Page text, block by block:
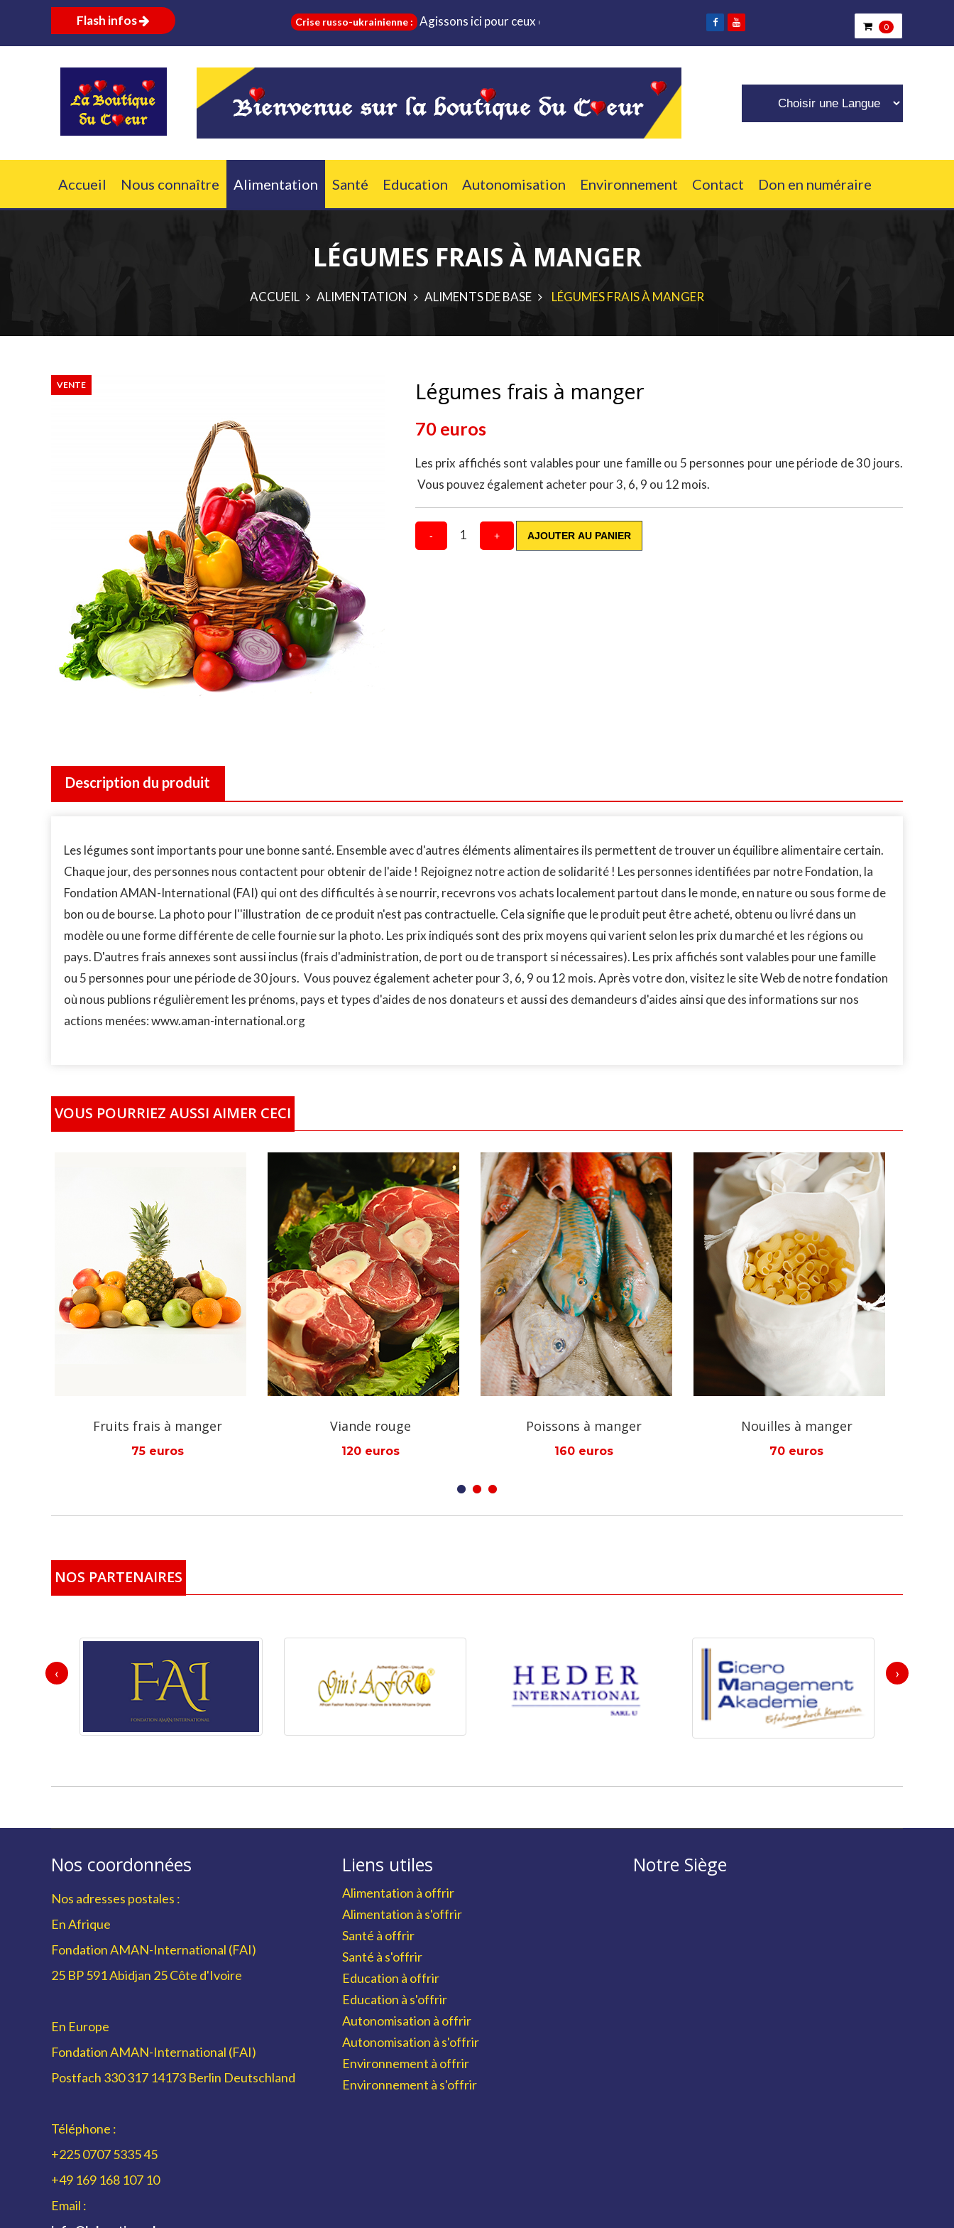
Flash infos Crise russo-ukrainienne : Agissons ici pour ceux qui sont dans le besoin et qui ont besoin de nous. 0
Accueil Nous connaître Alimentation Santé Education Autonomisation Environnement Contact Don en numéraire
LÉGUMES FRAIS À MANGER
ACCUEIL ALIMENTATION ALIMENTS DE BASE LÉGUMES FRAIS À MANGER
VENTE Légumes frais à manger
70 euros
Les prix affichés sont valables pour une famille ou 5 personnes pour une période de 30 jours.
Vous pouvez également acheter pour 3, 6, 9 ou 12 mois.
- 1 + AJOUTER AU PANIER
Description du produit
Les légumes sont importants pour une bonne santé. Ensemble avec d'autres éléments alimentaires ils permettent de trouver un équilibre alimentaire certain.
Chaque jour, des personnes nous contactent pour obtenir de l'aide ! Rejoignez notre action de solidarité ! Les personnes identifiées par notre Fondation, la
Fondation AMAN-International (FAI) qui ont des difficultés à se nourrir, recevrons vos achats localement partout dans le monde, en nature ou sous forme de
bon ou de bourse. La photo pour l''illustration de ce produit n'est pas contractuelle. Cela signifie que le produit peut être acheté, obtenu ou livré dans un
modèle ou une forme différente de celle fournie sur la photo. Les prix indiqués sont des prix moyens qui varient selon les prix du marché et les régions ou
pays. D'autres frais annexes sont aussi inclus (frais d'administration, de port ou de transport si nécessaires). Les prix affichés sont valables pour une famille
ou 5 personnes pour une période de 30 jours. Vous pouvez également acheter pour 3, 6, 9 ou 12 mois. Après votre don, visitez le site Web de notre fondation
où nous publions régulièrement les prénoms, pays et types d'aides de nos donateurs et aussi des demandeurs d'aides ainsi que des informations sur nos
actions menées: www.aman-international.org
VOUS POURRIEZ AUSSI AIMER CECI
Viande rouge
120 euros
Poissons à manger
160 euros
Nouilles à manger
70 euros
Farine de blé/maïs pour repas
55 euros
NOS PARTENAIRES
‹ ›
Nos coordonnées
Nos adresses postales :
En Afrique
Fondation AMAN-International (FAI)
25 BP 591 Abidjan 25 Côte d'Ivoire
En Europe
Fondation AMAN-International (FAI)
Postfach 330 317 14173 Berlin Deutschland
Téléphone :
+225 0707 5335 45
+49 169 168 107 10
Email :
Liens utiles
Alimentation à offrir
Alimentation à s'offrir
Santé à offrir
Santé à s'offrir
Education à offrir
Education à s'offrir
Autonomisation à offrir
Autonomisation à s'offrir
Environnement à offrir
Environnement à s'offrir
Notre Siège